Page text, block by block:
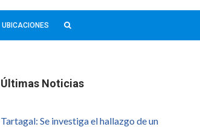
UBICACIONES
Últimas Noticias
Tartagal: Se investiga el hallazgo de un